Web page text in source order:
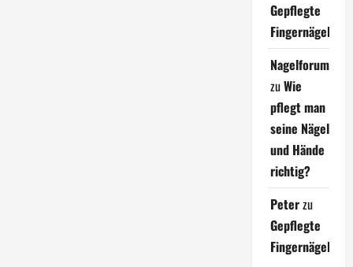
Gepflegte
Fingernägel
Nagelforum
zuWie
pflegt man
seine Nägel
und Hände
richtig?
Peterzu
Gepflegte
Fingernägel